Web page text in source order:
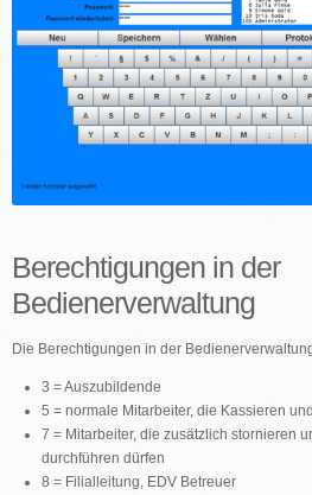
Berechtigungen in der
Bedienerverwaltung
Die Berechtigungen in der
3 = Auszubildende
5 = normale Mitarbeiter, die Kassieren
7 = Mitarbeiter, die zusätzlich stornieren
durchführen dürfen
8 = Filialleitung, EDV Betreuer